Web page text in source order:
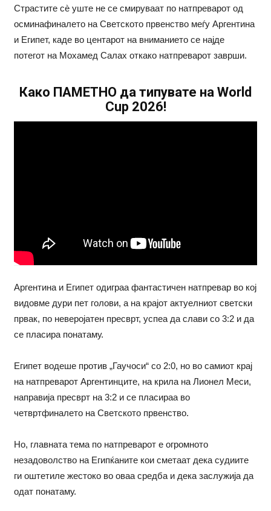
Страстите сè уште не се смируваат по натпреварот од
осминафиналето на Светското првенство меѓу Аргентина
и Египет, каде во центарот на вниманието се најде
потегот на Мохамед Салах откако натпреварот заврши.
Како ПАМЕТНО да типувате на World
Cup 2026!
Аргентина и Египет одиграа фантастичен натпревар во кој
видовме дури пет голови, а на крајот актуелниот светски
првак, по неверојатен пресврт, успеа да слави со 3:2 и да
се пласира понатаму.
Египет водеше против „Гаучоси“ со 2:0, но во самиот крај
на натпреварот Аргентинците, на крила на Лионел Меси,
направија пресврт на 3:2 и се пласираа во
четвртфиналето на Светското првенство.
Но, главната тема по натпреварот е огромното
незадоволство на Египќаните кои сметаат дека судиите
ги оштетиле жестоко во оваа средба и дека заслужија да
одат понатаму.